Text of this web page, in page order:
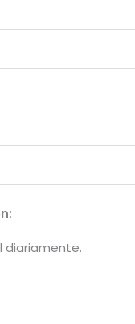
diariamente.